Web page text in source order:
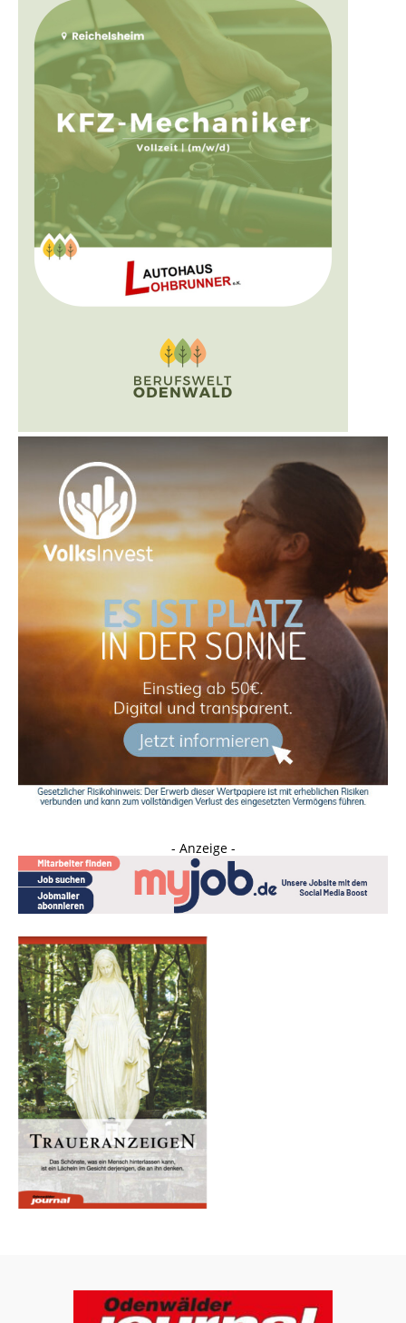
- Anzeige -